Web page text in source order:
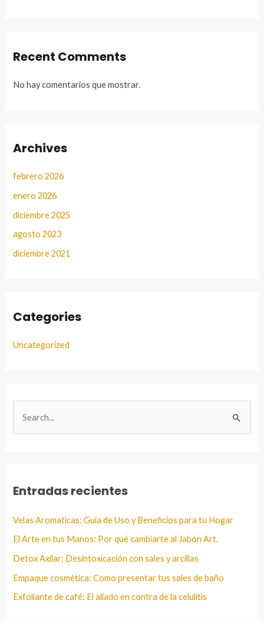
Recent Comments
No hay comentarios que mostrar.
Archives
febrero 2026
enero 2026
diciembre 2025
agosto 2023
diciembre 2021
Categories
Uncategorized
r
Entradas recientes
Velas Aromaticas: Guia de Uso y Beneficios para tu Hogar
El Arte en tus Manos: Por qué cambiarte al Jabón Art.
Detox Axilar: Desintoxicación con sales y arcillas
Empaque cosmética: Como presentar tus sales de baño
Exfoliante de café: El aliado en contra de la celulitis